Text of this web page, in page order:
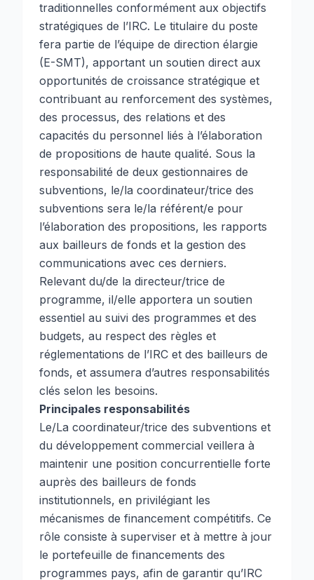
traditionnelles conformément aux objectifs
stratégiques de l’IRC. Le titulaire du poste
fera partie de l’équipe de direction élargie
(E-SMT), apportant un soutien direct aux
opportunités de croissance stratégique et
contribuant au renforcement des systèmes,
des processus, des relations et des
capacités du personnel liés à l’élaboration
de propositions de haute qualité. Sous la
responsabilité de deux gestionnaires de
subventions, le/la coordinateur/trice des
subventions sera le/la référent/e pour
l’élaboration des propositions, les rapports
aux bailleurs de fonds et la gestion des
communications avec ces derniers.
Relevant du/de la directeur/trice de
programme, il/elle apportera un soutien
essentiel au suivi des programmes et des
budgets, au respect des règles et
réglementations de l’IRC et des bailleurs de
fonds, et assumera d’autres responsabilités
clés selon les besoins.
Principales responsabilités
Le/La coordinateur/trice des subventions et
du développement commercial veillera à
maintenir une position concurrentielle forte
auprès des bailleurs de fonds
institutionnels, en privilégiant les
mécanismes de financement compétitifs. Ce
rôle consiste à superviser et à mettre à jour
le portefeuille de financements des
programmes pays, afin de garantir qu’IRC